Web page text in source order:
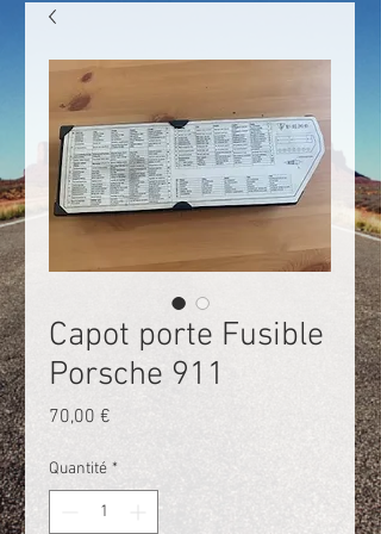
Capot porte Fusible
Porsche 911
70,00 €
Quantité *